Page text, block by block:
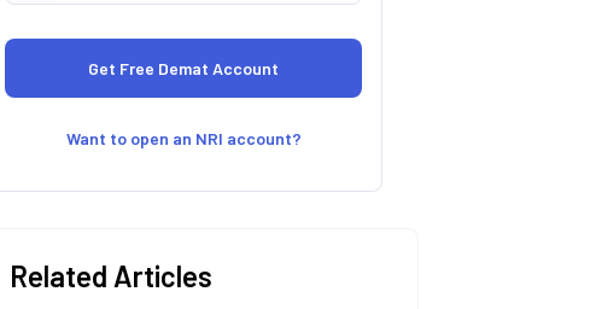
Want to open an NRI account?
Related Articles